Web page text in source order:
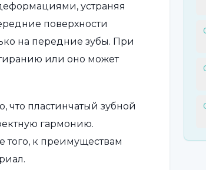
устраняя
поверхности
на передние зубы. При
или оно может
пластинчатый зубной
гармонию.
к преимуществам